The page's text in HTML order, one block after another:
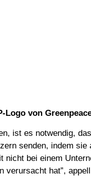
Logo von
ist es notwendig,
senden, indem sie
nicht bei einem
verursacht hat”,